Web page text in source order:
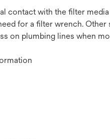
contact with the filter
for a filter wrench. Other
on plumbing lines when